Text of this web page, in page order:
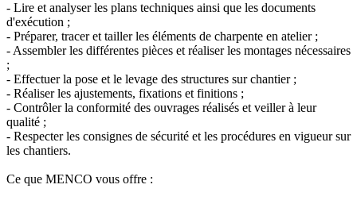
- Lire et analyser les plans techniques ainsi que les documents
d'exécution ;
- Préparer, tracer et tailler les éléments de charpente en atelier ;
- Assembler les différentes pièces et réaliser les montages nécessaires
;
- Effectuer la pose et le levage des structures sur chantier ;
- Réaliser les ajustements, fixations et finitions ;
- Contrôler la conformité des ouvrages réalisés et veiller à leur
qualité ;
- Respecter les consignes de sécurité et les procédures en vigueur sur
les chantiers.
Ce que MENCO vous offre :